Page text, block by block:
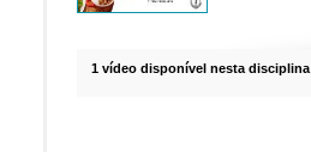
1 vídeo disponível nesta disciplina